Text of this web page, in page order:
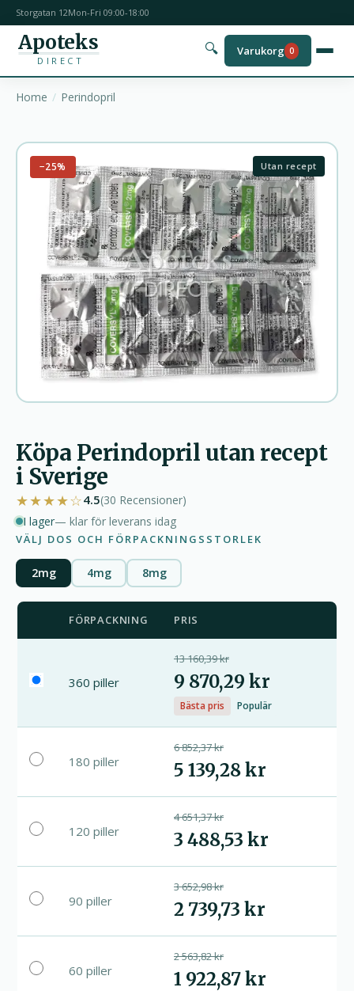
Storgatan 12Mon-Fri 09:00-18:00
Apoteks
DIRECT
🔍 Varukorg 0
Home Perindopril
−25% Utan recept
Köpa Perindopril utan recept
i Sverige
★★★★☆4.5(30 Recensioner)
I lager— klar för leverans idag
VÄLJ DOS OCH FÖRPACKNINGSSTORLEK
2mg 4mg 8mg
FÖRPACKNING PRIS
360 piller
13 160,39 kr
9 870,29 kr
Bästa pris Populär
180 piller
6 852,37 kr
5 139,28 kr
120 piller
4 651,37 kr
3 488,53 kr
90 piller
3 652,98 kr
2 739,73 kr
60 piller
2 563,82 kr
1 922,87 kr